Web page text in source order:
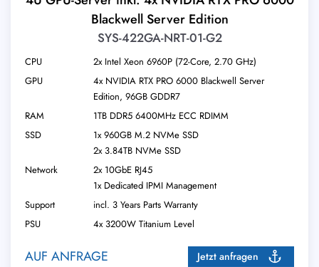
Blackwell Server Edition
SYS-422GA-NRT-01-G2
CPU
2x Intel Xeon 6960P (72-Core, 2.70 GHz)
GPU
4x NVIDIA RTX PRO 6000 Blackwell Server
Edition, 96GB GDDR7
RAM
1TB DDR5 6400MHz ECC RDIMM
SSD
1x 960GB M.2 NVMe SSD
2x 3.84TB NVMe SSD
Network
2x 10GbE RJ45
1x Dedicated IPMI Management
Support
incl. 3 Years Parts Warranty
PSU
4x 3200W Titanium Level
AUF ANFRAGE Jetzt anfragen